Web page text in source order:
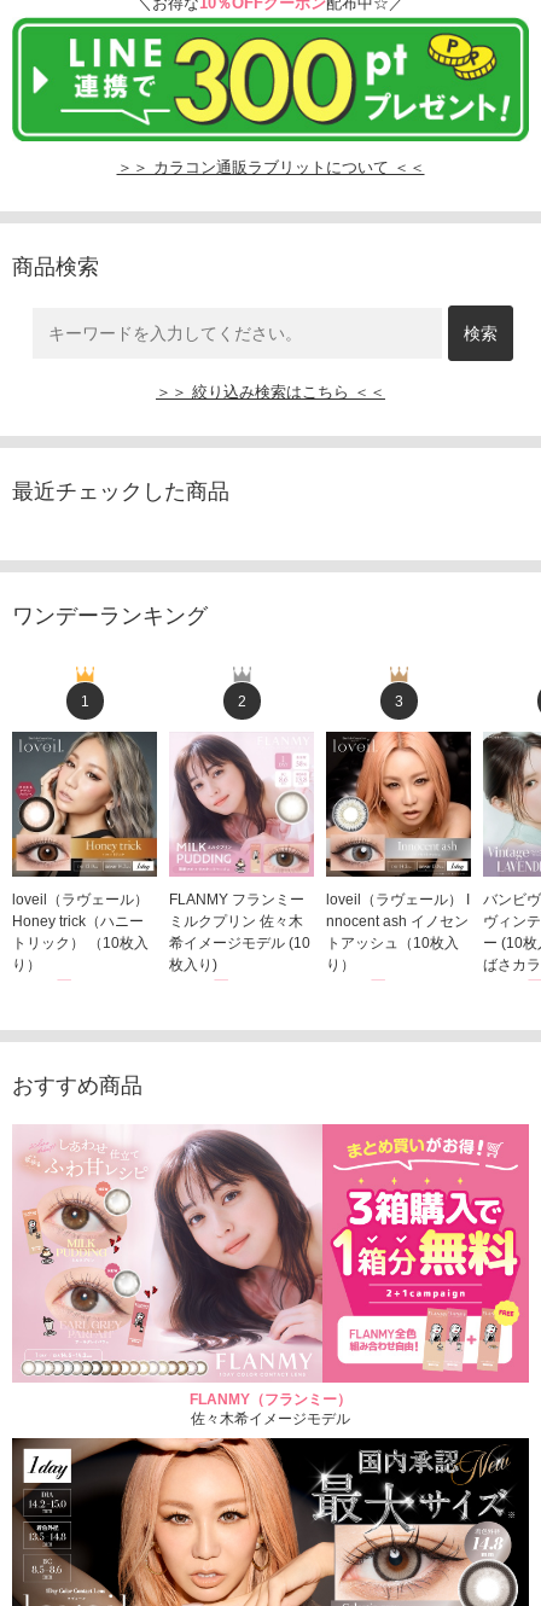
＞＞ カラコン通販ラブリットについて ＜＜
商品検索
＞＞ 絞り込み検索はこちら ＜＜
最近チェックした商品
ワンデーランキング
1
loveil（ラヴェール）
Honey trick（ハニー
トリック） （10枚入
り）
2
FLANMY フランミー
ミルクプリン 佐々木
希イメージモデル (10
枚入り)
3
loveil（ラヴェール） I
nnocent ash イノセン
トアッシュ（10枚入
り）
バンビ
ヴィン
ー (10
ばさカ
おすすめ商品
FLANMY（フランミー）
佐々木希イメージモデル